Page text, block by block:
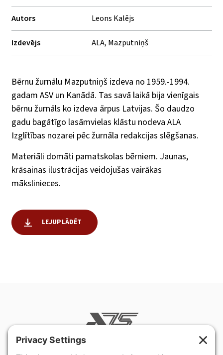
Autors Leons Kalējs
Izdevējs ALA, Mazputniņš
Bērnu žurnālu Mazputniņš izdeva no 1959.-1994.
gadam ASV un Kanādā. Tas savā laikā bija vienīgais
bērnu žurnāls ko izdeva ārpus Latvijas. Šo daudzo
gadu bagātīgo lasāmvielas klāstu nodeva ALA
Izglītības nozarei pēc žurnāla redakcijas slēgšanas.
Materiāli domāti pamatskolas bērniem. Jaunas,
krāsainas ilustrācijas veidojušas vairākas
mākslinieces.
LEJUPLĀDĒT